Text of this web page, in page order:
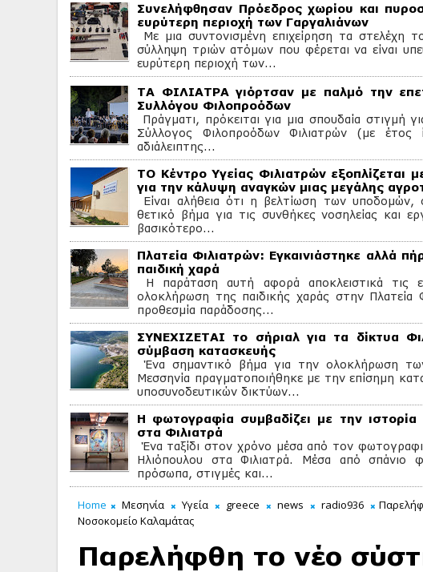
Συνελήφθησαν Πρόεδρος χωρίου και
ευρύτερη περιοχή των Γαργαλιάνων
Με μια συντονισμένη επιχείρηση τα
σύλληψη τριών ατόμων που φέρεται να είναι
ευρύτερη περιοχή των...
ΤΑ ΦΙΛΙΑΤΡΑ γιόρτσαν με παλμό την
Συλλόγου Φιλοπροόδων
Πράγματι, πρόκειται για μια σπουδαία στιγμή
Σύλλογος Φιλοπροόδων Φιλιατρών (με
αδιάλειπτης...
ΤΟ Κέντρο Υγείας Φιλιατρών εξοπλίζεται
για την κάλυψη αναγκών μιας μεγάλης
Είναι αλήθεια ότι η βελτίωση των υποδομών,
θετικό βήμα για τις συνθήκες νοσηλείας και
βασικότερο...
Πλατεία Φιλιατρών: Εγκαινιάστηκε αλλά
παιδική χαρά
Η παράταση αυτή αφορά αποκλειστικά τις
ολοκλήρωση της παιδικής χαράς στην
προθεσμία παράδοσης...
ΣΥΝΕΧΙΖΕΤΑΙ το σήριαλ για τα δίκτυα
σύμβαση κατασκευής
Ένα σημαντικό βήμα για την ολοκλήρωση
Μεσσηνία πραγματοποιήθηκε με την επίσημη
υποσυνοδευτικών δικτύων...
Η φωτογραφία συμβαδίζει με την
στα Φιλιατρά
Ένα ταξίδι στον χρόνο μέσα από τον
Ηλιόπουλου στα Φιλιατρά. Μέσα από σπάνιο
πρόσωπα, στιγμές και...
Home Μεσηνία Υγεία greece news radio936
Νοσοκομείο Καλαμάτας
Παρελήφθη το νέο